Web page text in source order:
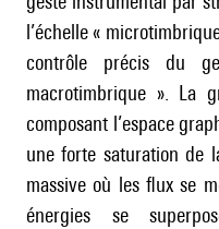
l’échelle «
contrôle précis du
macrotimbrique ». La
composant l’espace
une forte saturation de
massive où les flux se
énergies se